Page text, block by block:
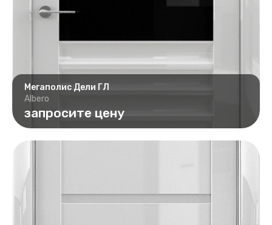
Мегаполис Дели ГЛ
Albero
запросите цену